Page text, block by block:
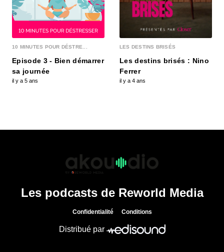
10 MINUTES POUR DÉSTRE...
Episode 3 - Bien démarrer
sa journée
il y a 5 ans
LES DESTINS BRISÉS
Les destins brisés : Nino
Ferrer
il y a 4 ans
Les podcasts de Reworld Media
Confidentialité Conditions
Distribué par